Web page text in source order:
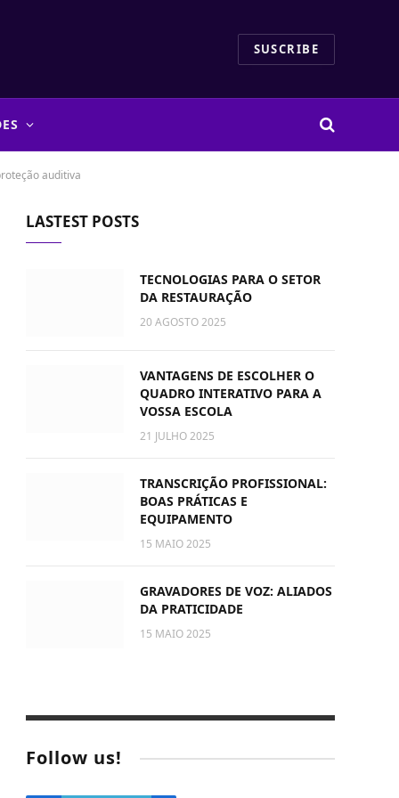
SUSCRIBE
auditiva
LASTEST POSTS
TECNOLOGIAS PARA O SETOR
DA RESTAURAÇÃO
20 AGOSTO 2025
VANTAGENS DE ESCOLHER O
QUADRO INTERATIVO PARA A
VOSSA ESCOLA
21 JULHO 2025
TRANSCRIÇÃO PROFISSIONAL:
BOAS PRÁTICAS E
EQUIPAMENTO
15 MAIO 2025
GRAVADORES DE VOZ: ALIADOS
DA PRATICIDADE
15 MAIO 2025
Follow us!